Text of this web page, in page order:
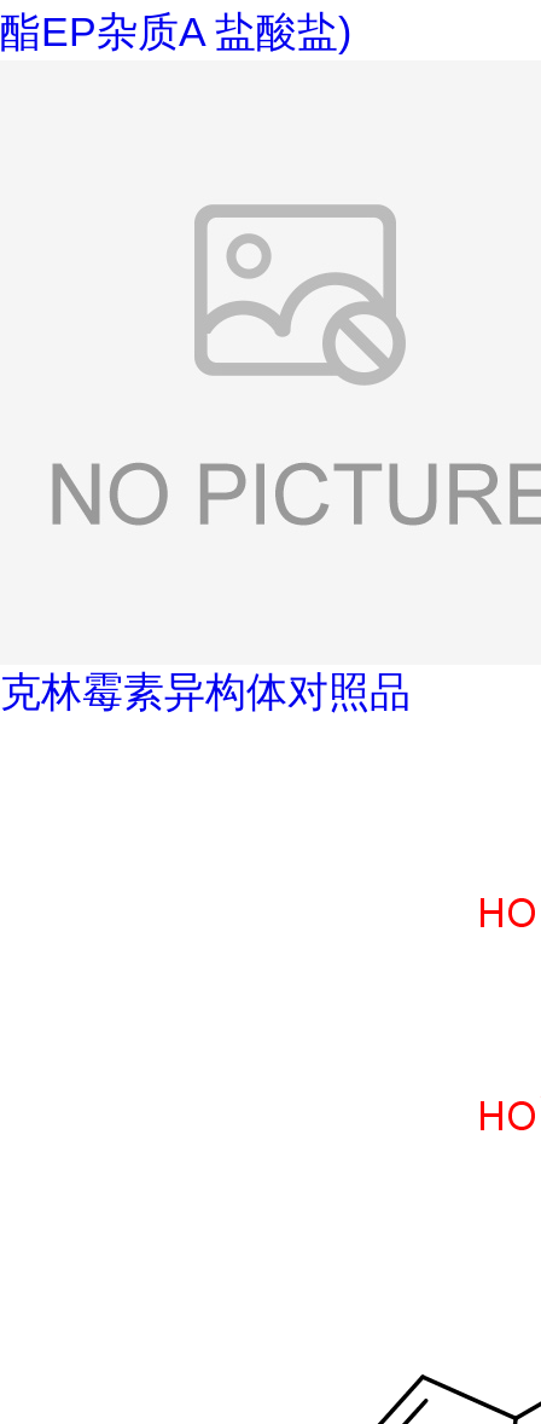
酯EP杂质A 盐酸盐)
克林霉素异构体对照品